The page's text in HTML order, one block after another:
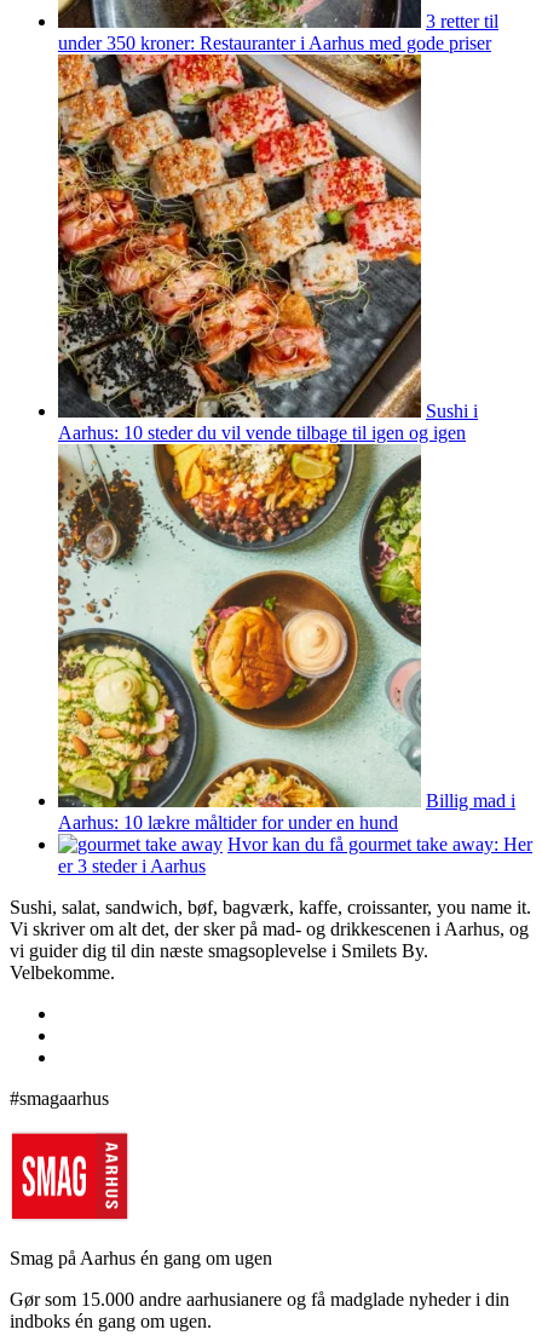
3 retter til
under 350 kroner: Restauranter i Aarhus med gode priser
Sushi i
Aarhus: 10 steder du vil vende tilbage til igen og igen
Billig mad i
Aarhus: 10 lækre måltider for under en hund
Hvor kan du få gourmet take away: Her
er 3 steder i Aarhus
Sushi, salat, sandwich, bøf, bagværk, kaffe, croissanter, you name it.
Vi skriver om alt det, der sker på mad- og drikkescenen i Aarhus, og
vi guider dig til din næste smagsoplevelse i Smilets By.
Velbekomme.
#smagaarhus
Smag på Aarhus én gang om ugen
Gør som 15.000 andre aarhusianere og få madglade nyheder i din
indboks én gang om ugen.